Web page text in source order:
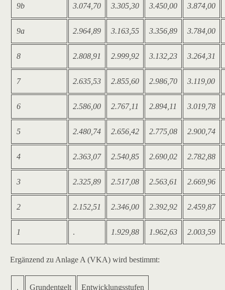
9b 3.074,70 3.305,30 3.450,00 3.874,00
9a 2.964,89 3.163,55 3.356,89 3.784,00
8 2.808,91 2.999,92 3.132,23 3.264,31
7 2.635,53 2.855,60 2.986,70 3.119,00
6 2.586,00 2.767,11 2.894,11 3.019,78
5 2.480,74 2.656,42 2.775,08 2.900,74
4 2.363,07 2.540,85 2.690,02 2.782,88
3 2.325,89 2.517,08 2.563,61 2.669,96
2 2.152,51 2.346,00 2.392,92 2.459,87
1 . 1.929,88 1.962,63 2.003,59
Ergänzend zu Anlage A (VKA) wird bestimmt:
. Grundentgelt Entwicklungsstufen